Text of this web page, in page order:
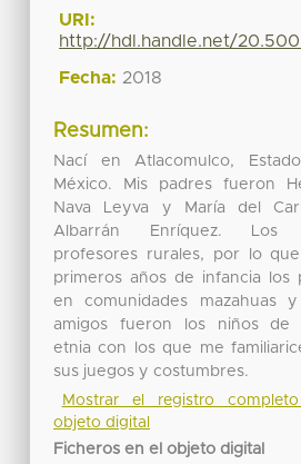
URI:
http://hdl.handle.net/
Fecha: 2018
Resumen:
Nací en Atlacomulco,
México. Mis padres fueron
Nava Leyva y María del
Albarrán Enríquez. Los
profesores rurales, por lo
primeros años de infancia los
en comunidades mazahuas
amigos fueron los niños de
etnia con los que me
sus juegos y costumbres.
Mostrar el registro
objeto digital
Ficheros en el objeto digital